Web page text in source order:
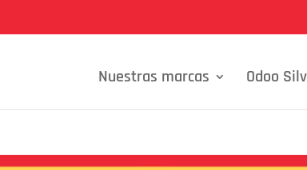
Nuestras marcas Odoo